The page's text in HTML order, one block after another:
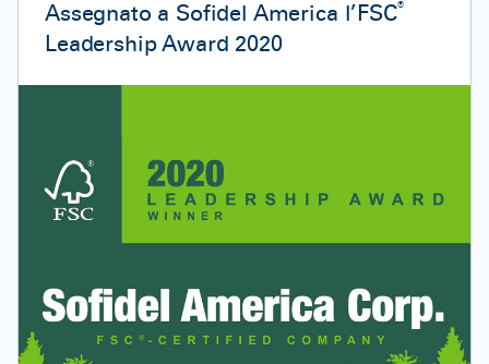
Assegnato a Sofidel America l’FSC®
Leadership Award 2020